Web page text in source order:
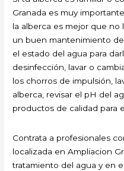
Granada es muy
la alberca es mejor que no
un buen mantenimiento
el estado del agua para
desinfección, lavar o
los chorros de impulsión,
alberca, revisar el pH del
productos de calidad para
Contrata a profesionales
localizada en Ampliacion
tratamiento del agua y en